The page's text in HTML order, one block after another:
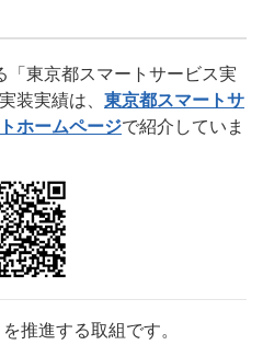
「東京都スマートサービス実
装実績は、 東京都スマートサ
ホームページで紹介していま
推進する取組です。